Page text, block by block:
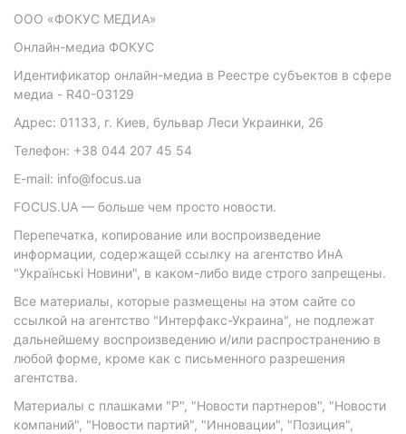
ООО «ФОКУС МЕДИА»
Онлайн-медиа ФОКУС
Идентификатор онлайн-медиа в Реестре субъектов в сфере
медиа - R40-03129
Адрес: 01133, г. Киев, бульвар Леси Украинки, 26
Телефон: +38 044 207 45 54
E-mail: info@focus.ua
FOCUS.UA — больше чем просто новости.
Перепечатка, копирование или воспроизведение
информации, содержащей ссылку на агентство ИнА
"Українські Новини", в каком-либо виде строго запрещены.
Все материалы, которые размещены на этом сайте со
ссылкой на агентство "Интерфакс-Украина", не подлежат
дальнейшему воспроизведению и/или распространению в
любой форме, кроме как с письменного разрешения
агентства.
Материалы с плашками "Р", "Новости партнеров", "Новости
компаний", "Новости партий", "Инновации", "Позиция",